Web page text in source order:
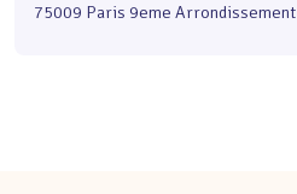
75009 Paris 9eme Arrondissement